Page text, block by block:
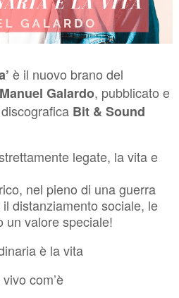
è il nuovo brano del
Manuel Galardo, pubblicato e
Bit & Sound
legate, la vita e
nel pieno di una guerra
distanziamento sociale, le
un valore speciale!
è la vita
com’è